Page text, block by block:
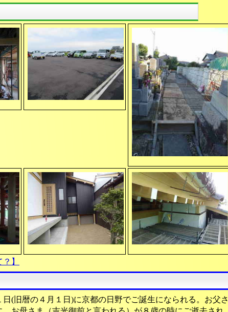
】
(旧暦の４月１日)に京都の日野でご誕生になられる。お父さ